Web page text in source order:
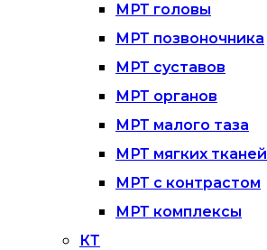
МРТ головы
МРТ позвоночника
МРТ суставов
МРТ органов
МРТ малого таза
МРТ мягких тканей
МРТ с контрастом
МРТ комплексы
КТ